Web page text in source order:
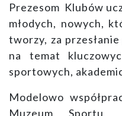
Prezesom Klubów
młodych, nowych,
tworzy, za
na temat
sportowych,
Modelowo
Muzeum